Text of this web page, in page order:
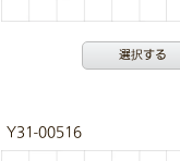
選択する
Y31-00516